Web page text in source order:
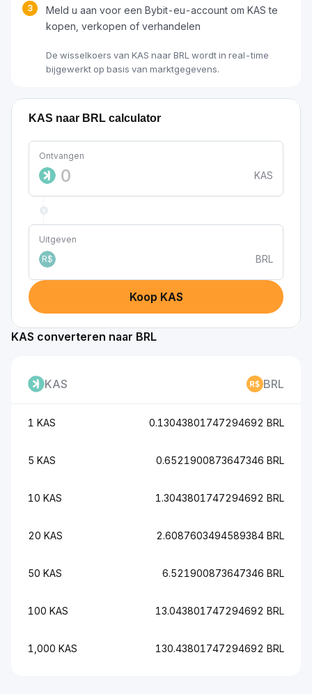
3
Meld u aan voor een Bybit-eu-account om KAS te
kopen, verkopen of verhandelen
De wisselkoers van KAS naar BRL wordt in real-time
bijgewerkt op basis van marktgegevens.
KAS naar BRL calculator
Ontvangen
KAS
Uitgeven
R$
BRL
Koop KAS
KAS converteren naar BRL
KAS BRL
1 KAS 0.13043801747294692 BRL
5 KAS 0.6521900873647346 BRL
10 KAS 1.3043801747294692 BRL
20 KAS 2.6087603494589384 BRL
50 KAS 6.521900873647346 BRL
100 KAS 13.043801747294692 BRL
1,000 KAS 130.43801747294692 BRL